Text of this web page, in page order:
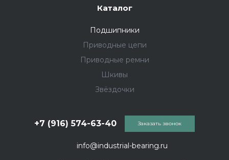
Каталог
Подшипники
Приводные цепи
Приводные ремни
Шкивы
Звёздочки
info@industrial-bearing.ru
+7 (916) 574-63-40 Заказать звонок